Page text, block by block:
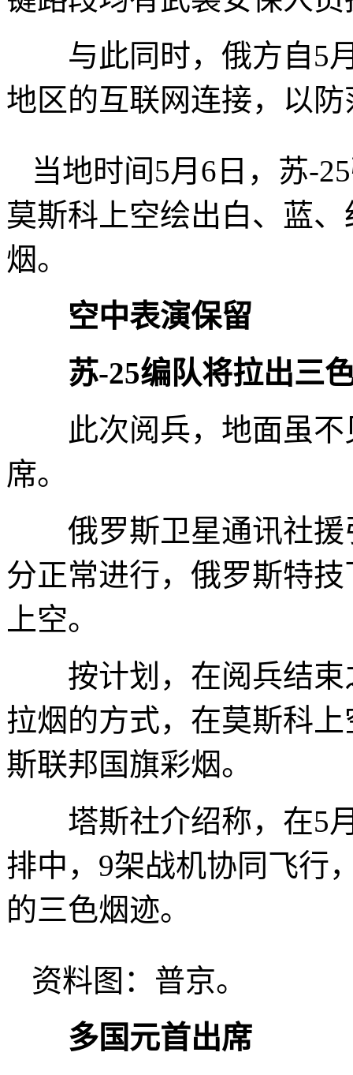
与此同时，俄方自5月
地区的互联网连接，以
当地时间5月6日，苏-
莫斯科上空绘出白、蓝
烟。
空中表演保留
苏-25编队将拉出三
此次阅兵，地面虽不
席。
俄罗斯卫星通讯社援
分正常进行，俄罗斯特
上空。
按计划，在阅兵结束
拉烟的方式，在莫斯科
斯联邦国旗彩烟。
塔斯社介绍称，在5月
排中，9架战机协同飞行
的三色烟迹。
资料图：普京。
多国元首出席